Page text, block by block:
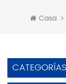
Casa
CATEGORÍAS